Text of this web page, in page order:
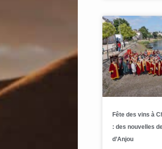
Fête des vins à
: des nouvelles
d’Anjou